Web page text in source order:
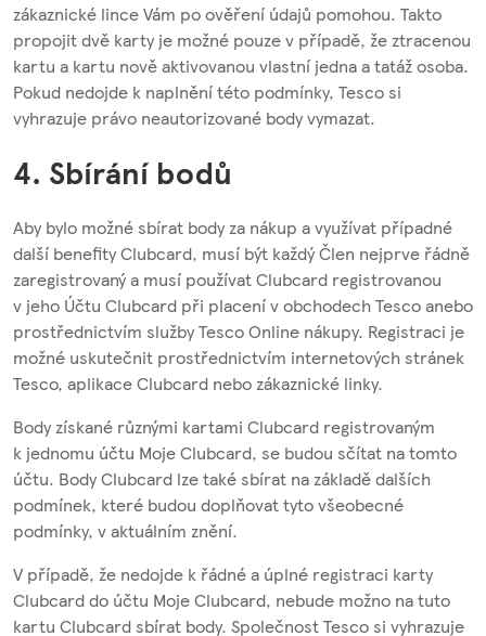
zákaznické lince Vám po ověření údajů pomohou. Takto
propojit dvě karty je možné pouze v případě, že ztracenou
kartu a kartu nově aktivovanou vlastní jedna a tatáž osoba.
Pokud nedojde k naplnění této podmínky, Tesco si
vyhrazuje právo neautorizované body vymazat.
4. Sbírání bodů
Aby bylo možné sbírat body za nákup a využívat případné
další benefity Clubcard, musí být každý Člen nejprve řádně
zaregistrovaný a musí používat Clubcard registrovanou
v jeho Účtu Clubcard při placení v obchodech Tesco anebo
prostřednictvím služby Tesco Online nákupy. Registraci je
možné uskutečnit prostřednictvím internetových stránek
Tesco, aplikace Clubcard nebo zákaznické linky.
Body získané různými kartami Clubcard registrovaným
k jednomu účtu Moje Clubcard, se budou sčítat na tomto
účtu. Body Clubcard lze také sbírat na základě dalších
podmínek, které budou doplňovat tyto všeobecné
podmínky, v aktuálním znění.
V případě, že nedojde k řádné a úplné registraci karty
Clubcard do účtu Moje Clubcard, nebude možno na tuto
kartu Clubcard sbírat body. Společnost Tesco si vyhrazuje